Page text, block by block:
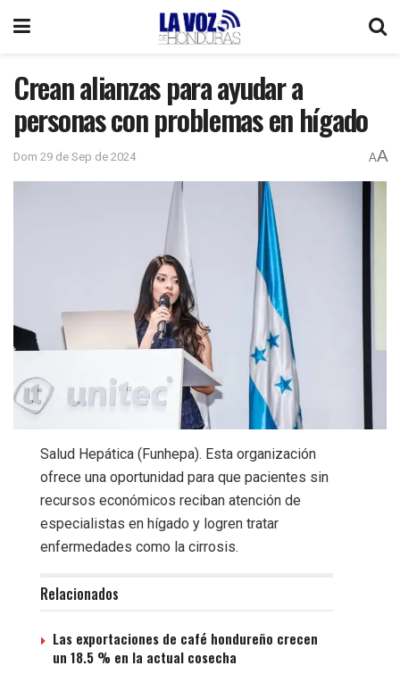
Crean alianzas para ayudar a
personas con problemas en hígado
Dom 29 de Sep de 2024 AA
Salud Hepática (Funhepa). Esta organización
ofrece una oportunidad para que pacientes sin
recursos económicos reciban atención de
especialistas en hígado y logren tratar
enfermedades como la cirrosis.
Relacionados
Las exportaciones de café hondureño crecen
un 18.5 % en la actual cosecha